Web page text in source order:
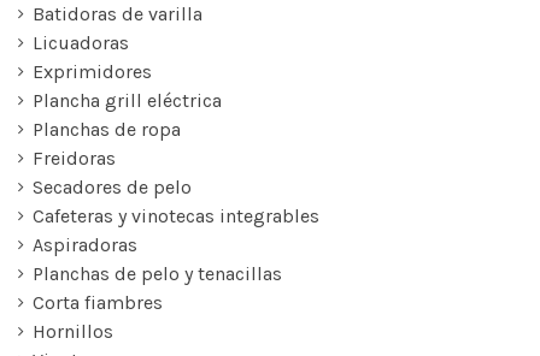
Batidoras de varilla
Licuadoras
Exprimidores
Plancha grill eléctrica
Planchas de ropa
Freidoras
Secadores de pelo
Cafeteras y vinotecas integrables
Aspiradoras
Planchas de pelo y tenacillas
Corta fiambres
Hornillos